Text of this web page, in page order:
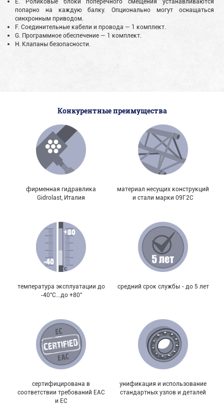
попарно на каждую балку. Опционально могут оснащаться
синхронным приводом.
F. Соединительные кабели и провода — 1 комплект.
G. Программное обеспечение — 1 комплект.
H. Клапаны безопасности.
Конкурентные преимущества
фирменная гидравлика
Gidrolast, Италия
материал несущих конструкций
и стали марки 09Г2С
температура эксплуатации до
-40°С...до +80°
средний срок службы - до 5 лет
сертифицирована в
соответствии требований EAC
и EC
унификация и использование
стандартных узлов и деталей